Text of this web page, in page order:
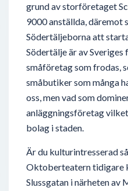
grund av storföretaget
9000 anställda, däremot
Södertäljeborna att
Södertälje är av Sveriges
småföretag som frodas,
småbutiker som många
oss, men vad som
anläggningsföretag
bolag i staden.
Är du kulturintresserad
Oktoberteatern tidigare
Slussgatan i närheten av